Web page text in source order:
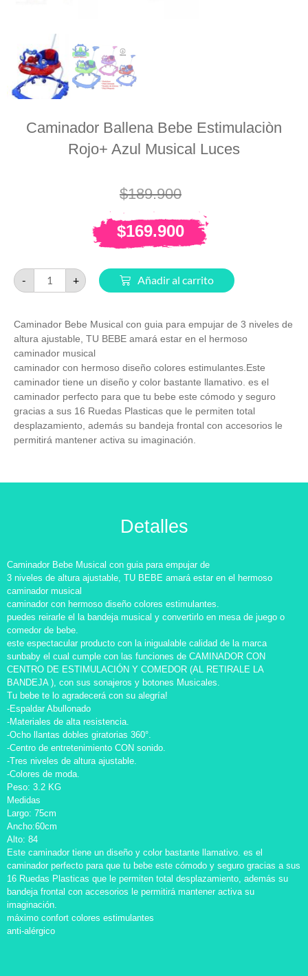
Caminador Ballena Bebe Estimulaciòn
Rojo+ Azul Musical Luces
$189.900
$169.900
- + Añadir al carrito
Caminador Bebe Musical con guia para empujar de 3 niveles de
altura ajustable, TU BEBE amará estar en el hermoso
caminador musical
caminador con hermoso diseño colores estimulantes.Este
caminador tiene un diseño y color bastante llamativo. es el
caminador perfecto para que tu bebe este cómodo y seguro
gracias a sus 16 Ruedas Plasticas que le permiten total
desplazamiento, además su bandeja frontal con accesorios le
permitirá mantener activa su imaginación.
Detalles
Caminador Bebe Musical con guia para empujar de
3 niveles de altura ajustable, TU BEBE amará estar en el hermoso
caminador musical
caminador con hermoso diseño colores estimulantes.
puedes reirarle el la bandeja musical y convertirlo en mesa de juego o
comedor de bebe.
este espectacular producto con la inigualable calidad de la marca
sunbaby el cual cumple con las funciones de CAMINADOR CON
CENTRO DE ESTIMULACIÓN Y COMEDOR (AL RETIRALE LA
BANDEJA ), con sus sonajeros y botones Musicales.
Tu bebe te lo agradecerá con su alegría!
-Espaldar Abullonado
-Materiales de alta resistencia.
-Ocho llantas dobles giratorias 360°.
-Centro de entretenimiento CON sonido.
-Tres niveles de altura ajustable.
-Colores de moda.
Peso: 3.2 KG
Medidas
Largo: 75cm
Ancho:60cm
Alto: 84
Este caminador tiene un diseño y color bastante llamativo. es el
caminador perfecto para que tu bebe este cómodo y seguro gracias a sus
16 Ruedas Plasticas que le permiten total desplazamiento, además su
bandeja frontal con accesorios le permitirá mantener activa su
imaginación.
máximo confort colores estimulantes
anti-alérgico